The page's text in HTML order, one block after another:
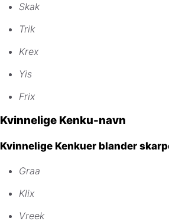
Skak
Trik
Krex
Yis
Frix
Kvinnelige Kenku-navn
Kvinnelige Kenkuer blander
Graa
Klix
Vreek